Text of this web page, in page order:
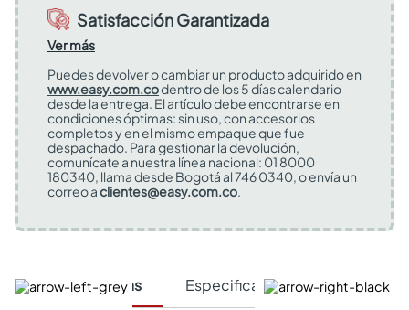
Satisfacción Garantizada
Ver más
Puedes devolver o cambiar un producto adquirido en
www.easy.com.codentro de los 5 días calendario
desde la entrega. El artículo debe encontrarse en
condiciones óptimas: sin uso, con accesorios
completos y en el mismo empaque que fue
despachado. Para gestionar la devolución,
comunícate a nuestra línea nacional: 01 8000
180340, llama desde Bogotá al 746 0340, o envía un
correo aclientes@easy.com.co.
Características Especificaciones Técnicas